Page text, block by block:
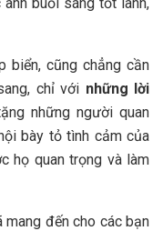
biển, cũng chẳng cần
chỉ với những lời
những người quan
bày tỏ tình cảm của
họ quan trọng và làm
mang đến cho các bạn